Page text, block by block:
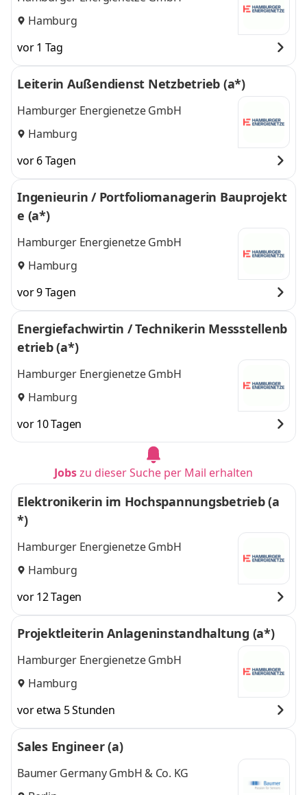
Hamburg
vor 1 Tag
Leiterin Außendienst Netzbetrieb (a*)
Hamburger Energienetze GmbH
Hamburg
vor 6 Tagen
Ingenieurin / Portfoliomanagerin Bauprojekt
e (a*)
Hamburger Energienetze GmbH
Hamburg
vor 9 Tagen
Energiefachwirtin / Technikerin Messstellenb
etrieb (a*)
Hamburger Energienetze GmbH
Hamburg
vor 10 Tagen
Jobszu dieser Suche per Mail erhalten
Elektronikerin im Hochspannungsbetrieb (a
*)
Hamburger Energienetze GmbH
Hamburg
vor 12 Tagen
Projektleiterin Anlageninstandhaltung (a*)
Hamburger Energienetze GmbH
Hamburg
vor etwa 5 Stunden
Sales Engineer (a)
Baumer Germany GmbH & Co. KG